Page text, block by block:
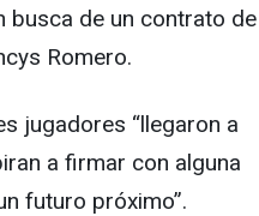
busca de un contrato de
Romero.
jugadores “llegaron a
a firmar con alguna
futuro próximo”.